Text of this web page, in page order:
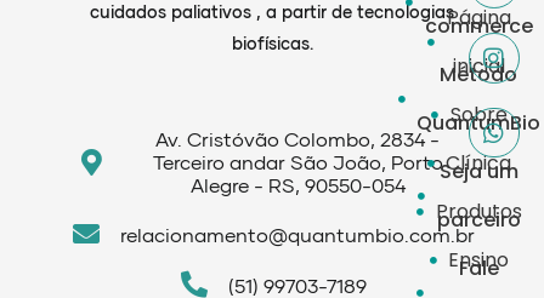
cuidados paliativos , a partir de tecnologias
biofísicas.
Av. Cristóvão Colombo, 2834 -
Terceiro andar São João, Porto
Alegre - RS, 90550-054
relacionamento@quantumbio.com.br
(51) 99703-7189
Página
inicial
Sobre
Clínica
Produtos
Ensino
commerce
Método
QuantumBio
Seja um
parceiro
Fale